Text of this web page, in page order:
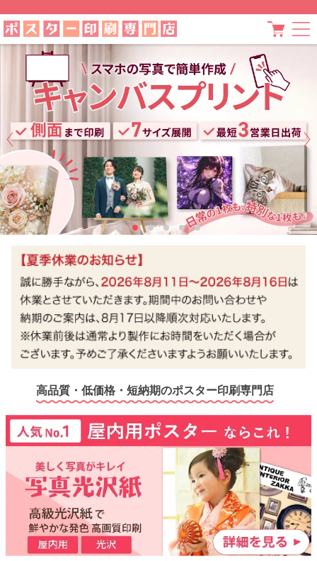
高品質・低価格・短納期のポスター印刷専門店